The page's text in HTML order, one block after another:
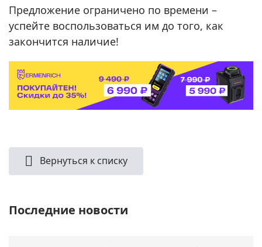
Предложение ограничено по времени –
успейте воспользоваться им до того, как
закончится наличие!
Вернуться к списку
Последние новости